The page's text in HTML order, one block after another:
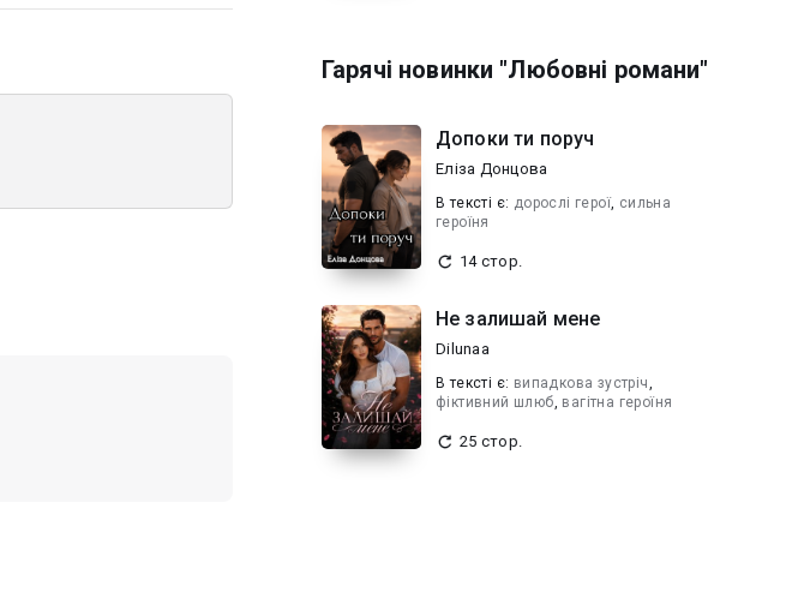
Гарячі новинки "Любовні романи"
Допоки ти поруч
Еліза Донцова
В текcті є: дорослі герої, сильна
героїня
14 стор.
Не залишай мене
Dilunaa
В текcті є: випадкова зустріч,
фіктивний шлюб, вагітна героїня
25 стор.